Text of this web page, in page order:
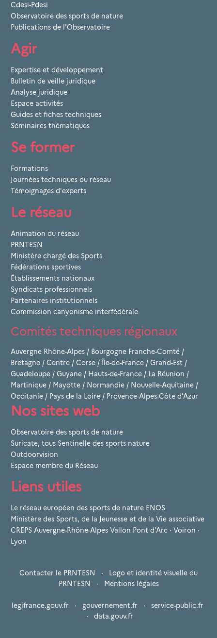
Cdesi-Pdesi
Observatoire des sports de nature
Publications de l'Observatoire
Agir
Expertise et développement
Bulletin de veille juridique
Analyse juridique
Espace activités
Guides et fiches techniques
Séminaires thématiques
Se former
Formations
Journées techniques du réseau
Témoignages d'experts
Le réseau
Animation du réseau
PRNTESN
Ministère chargé des Sports
Fédérations sportives
Établissements nationaux
Syndicats professionnels
Partenaires institutionnels
Commission canyonisme interfédérale
Comités techniques régionaux
Auvergne Rhône-Alpes / Bourgogne Franche-Comté /
Bretagne / Centre / Corse / Île-de-France / Grand-Est /
Guadeloupe / Guyane / Hauts-de-France / La Réunion /
Martinique / Mayotte / Normandie / Nouvelle-Aquitaine /
Occitanie / Pays de la Loire / Provence-Alpes-Côte d'Azur
Nos sites web
Observatoire des sports de nature
Suricate, tous Sentinelle des sports nature
Outdoorvision
Espace membre du Réseau
Liens utiles
Le réseau européen des sports de nature ENOS
Ministère des Sports, de la Jeunesse et de la Vie associative
CREPS Auvergne-Rhône-Alpes Vallon Pont d'Arc · Voiron ·
Lyon
Contacter le PRNTESN ·
Logo et identité visuelle du
PRNTESN
· Mentions légales
legifrance.gouv.fr · gouvernement.fr · service-public.fr
· data.gouv.fr